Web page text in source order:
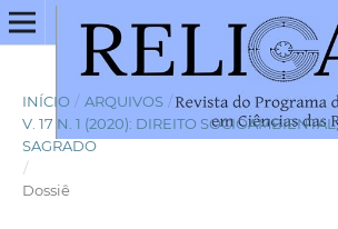
INÍCIO / ARQUIVOS /
V. 17 N. 1 (2020): DIREITO
SAGRADO
/
Dossiê